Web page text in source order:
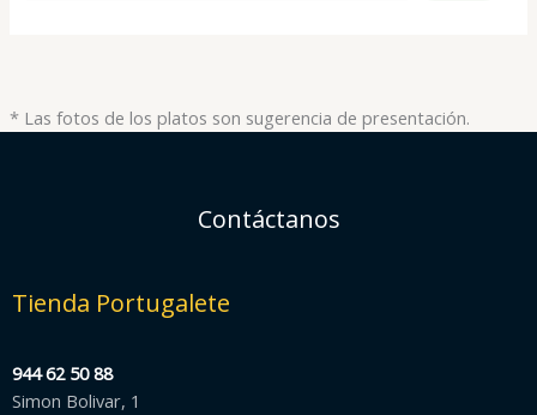
* Las fotos de los platos son sugerencia de presentación.
Contáctanos
Tienda Portugalete
944 62 50 88
Simon Bolivar, 1